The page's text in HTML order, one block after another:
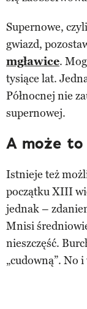
Supernowe,
gwiazd,
mgławice.
tysiące lat.
Północnej nie
supernowej.
A może
Istnieje też
początku XIII
jednak –
Mnisi
nieszczęść.
„cudowną”. No